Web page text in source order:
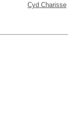
Cyd Charisse